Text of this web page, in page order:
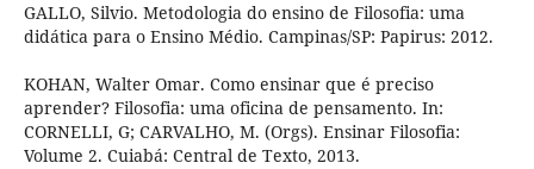
GALLO, Silvio. Metodologia do ensino de Filosofia: uma
didática para o Ensino Médio. Campinas/SP: Papirus: 2012.
KOHAN, Walter Omar. Como ensinar que é preciso
aprender? Filosofia: uma oficina de pensamento. In:
CORNELLI, G; CARVALHO, M. (Orgs). Ensinar Filosofia:
Volume 2. Cuiabá: Central de Texto, 2013.